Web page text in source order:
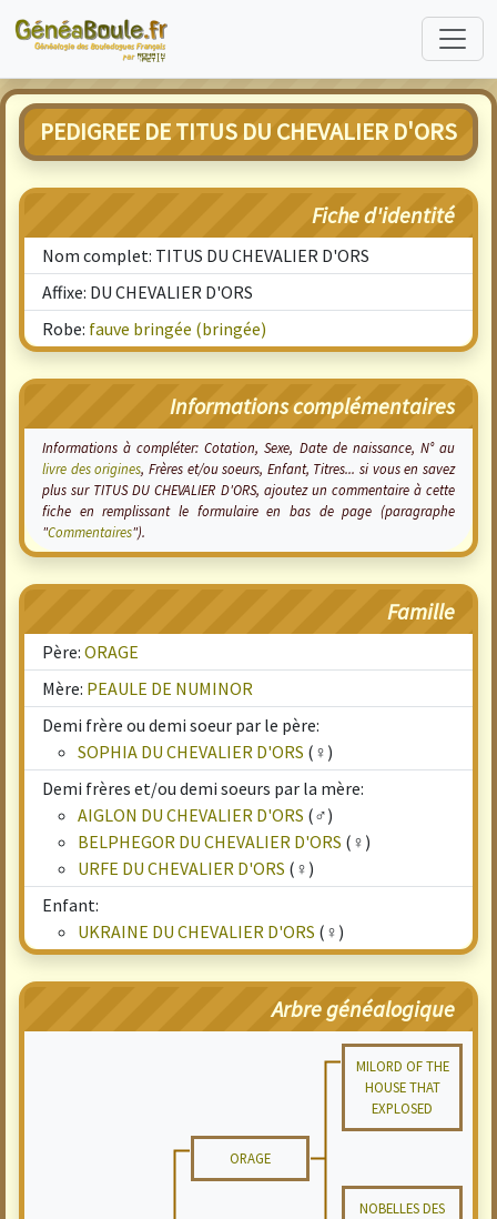
PEDIGREE DE TITUS DU CHEVALIER D'ORS
Fiche d'identité
Nom complet: TITUS DU CHEVALIER D'ORS
Affixe: DU CHEVALIER D'ORS
Robe: fauve bringée (bringée)
Informations complémentaires
Informations à compléter: Cotation, Sexe, Date de naissance, N° au
livre des origines, Frères et/ou soeurs, Enfant, Titres... si vous en savez
plus sur TITUS DU CHEVALIER D'ORS, ajoutez un commentaire à cette
fiche en remplissant le formulaire en bas de page (paragraphe
"Commentaires").
Famille
Père: ORAGE
Mère: PEAULE DE NUMINOR
Demi frère ou demi soeur par le père:
SOPHIA DU CHEVALIER D'ORS (♀)
Demi frères et/ou demi soeurs par la mère:
AIGLON DU CHEVALIER D'ORS (♂)
BELPHEGOR DU CHEVALIER D'ORS (♀)
URFE DU CHEVALIER D'ORS (♀)
Enfant:
UKRAINE DU CHEVALIER D'ORS (♀)
Arbre généalogique
MILORD OF THE
HOUSE THAT
EXPLOSED
ORAGE
NOBELLES DES